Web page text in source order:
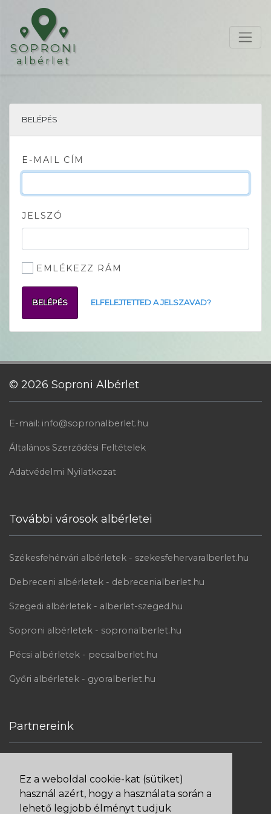
Ez a weboldal cookie-kat (sütiket)
használ azért, hogy a használata során a
lehető legjobb élményt tudjuk
SOPRONI
albérlet
BELÉPÉS
E-MAIL CÍM
JELSZÓ
EMLÉKEZZ RÁM
BELÉPÉS ELFELEJTETTED A JELSZAVAD?
© 2026 Soproni Albérlet
E-mail: info@sopronalberlet.hu
Általános Szerződési Feltételek
Adatvédelmi Nyilatkozat
További városok albérletei
Székesfehérvári albérletek - szekesfehervaralberlet.hu
Debreceni albérletek - debrecenialberlet.hu
Szegedi albérletek - alberlet-szeged.hu
Soproni albérletek - sopronalberlet.hu
Pécsi albérletek - pecsalberlet.hu
Győri albérletek - gyoralberlet.hu
Partnereink
Bankkártyás fizetés Barionnal